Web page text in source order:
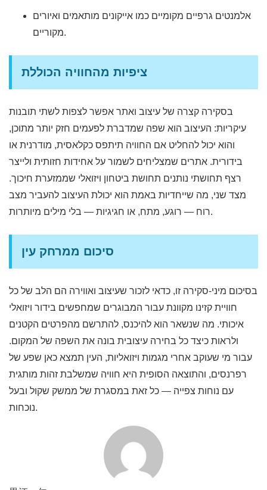
אלמנטים גרפיים מקומיים כמו אייקונים מותאמים ואיורים
מקוריים.
ציפיות מהחוויה הכוללת
בסקירה קצרה של עיצוב ואתר אפשר לצפות לשתי תובנות
עיקריות: העיצוב הוא שפה שמדברת לפעמים חזק יותר מתוכן,
והוא יכול להחליט אם החוויה תיתפס כקלאסית, מודרנית או
בידורית. אתרים שמצליחים לשמור על אחידות חזותית ולייצר
רצף תחושתי נותנים תחושת ביטחון ויזואלי שממזערת חיכוך.
מצד שני, מה שייחדיות באמת הוא יכולת העיצוב להעביר מצב
רוח — רוגע, מתח, או חגיגיות — בלי מילים מיותרות.
סיכום ממרחק עין
בסיכום מיני-סקירה זו, כדאי לזכור שעיצוב ואווירה הם הלב של כל
חוויית קזינו מקוונת עבור המבוגרים שמחפשים בידור ויזואלי
איכותי. מה שנשאר הוא להיכנס, להתרשם מהפרטים הקטנים
ולראות כיצד כל בחירה עיצובית בונה את השפה של המקום.
עבור מי שעוקב אחרי מגמות ויזואליות, העין תמצא כאן שפע של
רפרנסים, והתוצאה הסופית היא חוויה שמשלבת זהות מותגית
עם נוחות צפייה — כל זאת במסגרת של ממשק שקול ובעל
נוכחות.